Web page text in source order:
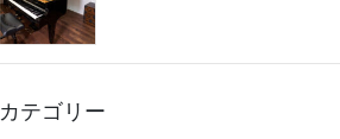
カテゴリー